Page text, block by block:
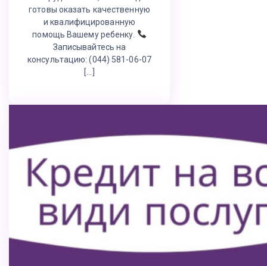
готовы оказать качественную
и квалифицированную
помощь Вашему ребенку.
Записывайтесь на
консультацию: (044) 581-06-07
[…]